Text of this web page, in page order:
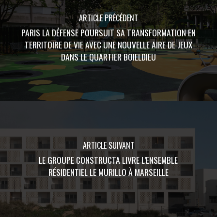
ARTICLE PRÉCÉDENT
PARIS LA DÉFENSE POURSUIT SA TRANSFORMATION EN
TERRITOIRE DE VIE AVEC UNE NOUVELLE AIRE DE JEUX
DANS LE QUARTIER BOIELDIEU
ARTICLE SUIVANT
LE GROUPE CONSTRUCTA LIVRE L’ENSEMBLE
RÉSIDENTIEL LE MURILLO À MARSEILLE